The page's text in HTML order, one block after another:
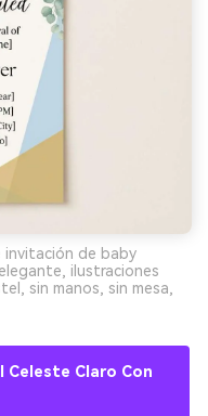
de baby
ilustraciones
sin manos, sin mesa,
Celeste Claro Con